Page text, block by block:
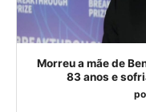
Morreu a mãe de
83 anos e